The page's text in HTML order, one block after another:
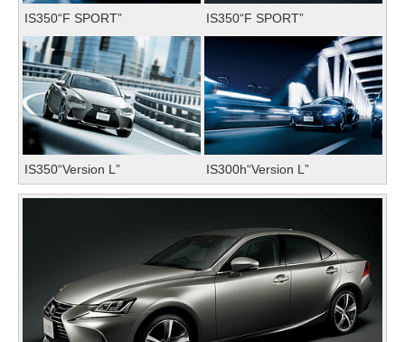
IS350“F SPORT” IS350“F SPORT”
IS350“Version L” IS300h“Version L”